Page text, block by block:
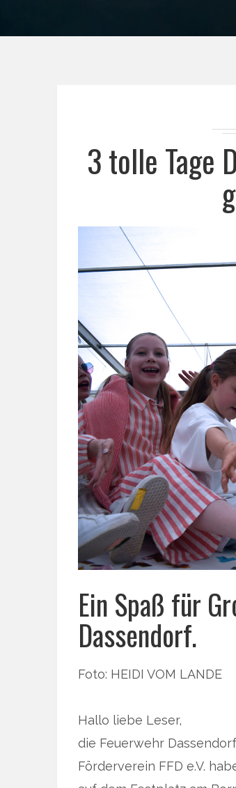
3 tolle Tage
Ein Spaß für
Dassendorf.
Foto: HEIDI VOM LANDE
Hallo liebe Leser,
die Feuerwehr
Förderverein FFD e.V.